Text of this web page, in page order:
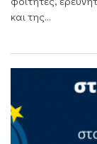
και της...